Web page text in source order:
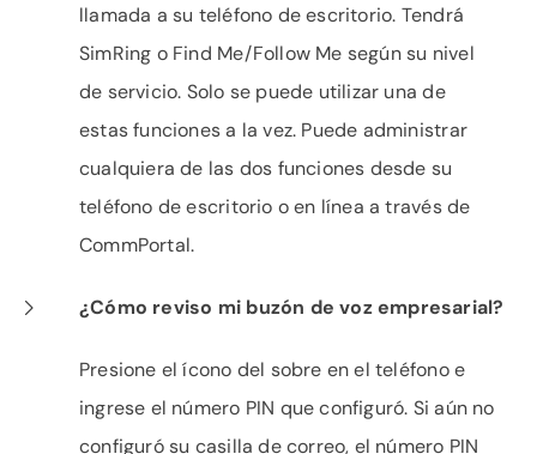
llamada a su teléfono de escritorio. Tendrá
SimRing o Find Me/Follow Me según su nivel
de servicio. Solo se puede utilizar una de
estas funciones a la vez. Puede administrar
cualquiera de las dos funciones desde su
teléfono de escritorio o en línea a través de
CommPortal.
¿Cómo reviso mi buzón de voz empresarial?
Presione el ícono del sobre en el teléfono e
ingrese el número PIN que configuró. Si aún no
configuró su casilla de correo, el número PIN